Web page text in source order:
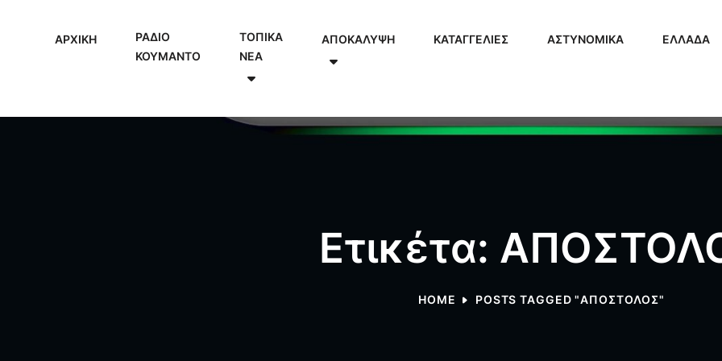
ΑΡΧΙΚΗ
ΡΑΔΙΟ
ΚΟΥΜΑΝΤΟ
ΤΟΠΙΚΑ
NEA
ΑΠΟΚΑΛΥΨΗ ΚΑΤΑΓΓΕΛΙΕΣ ΑΣΤΥΝΟΜΙΚΑ ΕΛΛΑΔΑ
Ετικέτα:
HOME POSTS TAGGED "ΑΠΟΣΤΟΛΟΣ"